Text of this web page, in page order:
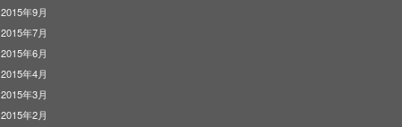
2015年9月
2015年7月
2015年6月
2015年4月
2015年3月
2015年2月